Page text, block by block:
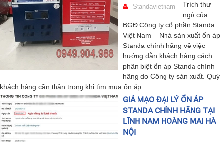
Standavietnam
Trích thư
ngỏ của
BGĐ Công ty cổ phần Standa
Việt Nam – Nhà sản xuất ổn áp
Standa chính hãng về việc
hướng dẫn khách hàng cách
phân biệt ổn áp Standa chính
hãng do Công ty sản xuất. Quý
khách hàng cần thận trọng khi tìm mua ổn áp...
GIẢ MẠO ĐẠI LÝ ỔN ÁP
STANDA CHÍNH HÃNG TẠI
LĨNH NAM HOÀNG MAI HÀ
NỘI